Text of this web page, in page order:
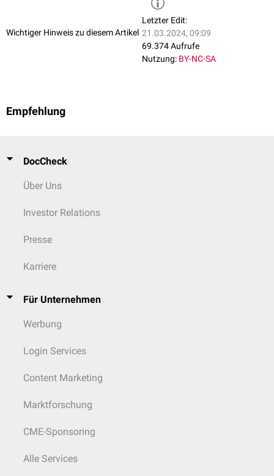
Wichtiger Hinweis zu diesem Artikel
Letzter Edit:
21.03.2024, 09:09
69.374 Aufrufe
Nutzung: BY-NC-SA
Empfehlung
DocCheck
Über Uns
Investor Relations
Presse
Karriere
Für Unternehmen
Werbung
Login Services
Content Marketing
Marktforschung
CME-Sponsoring
Alle Services